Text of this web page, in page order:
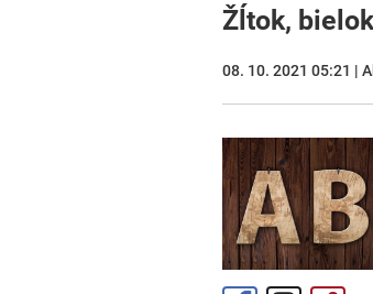
Žĺtok,
08. 10. 2021 05:21 |